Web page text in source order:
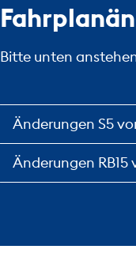
Bitte unten
Änderungen S5
Änderungen RB15